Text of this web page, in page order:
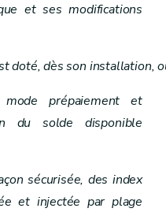
et ses modifications
doté, dès son installation,
prépaiement et
du solde disponible
sécurisée, des index
et injectée par plage